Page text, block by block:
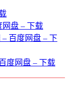
网盘 – 下载
百度网盘 – 下
度网盘 – 下载